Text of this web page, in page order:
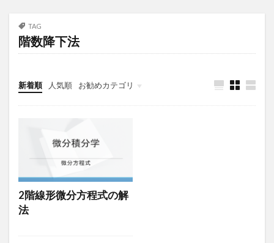
TAG
階数降下法
新着順 人気順 お勧めカテゴリ
未分類
2階線形微分方程式の解
法